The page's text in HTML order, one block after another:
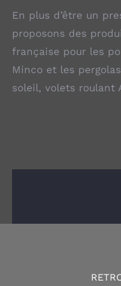
En plus d’être un
proposons des
française pour les
Minco et les
soleil, volets roulant